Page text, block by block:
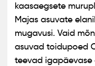
kaasaegsete
Majas asuvate
mugavusi. Vaid
asuvad toidupoed
teevad igapäevase